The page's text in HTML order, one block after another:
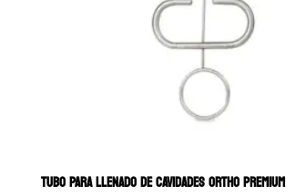
TUBO PARA LLENADO DE CAVIDADES ORTHO PREMIUM